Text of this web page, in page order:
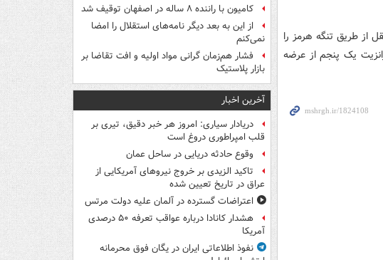
از طریق تنگه هرمز را
یک پنجم از عرضه
کامیون با راننده ۸ ساله در اصفهان توقیف شد
از این به بعد دیگر نامه‌های استقلال را امضا
نمی‌کنم
فشار هم‌زمان گرانی مواد اولیه و افت تقاضا بر
بازار پلاستیک
آخرین اخبار
دریادار سیاری: امروز هر خبر دقیق، تیری بر
قلب امپراطوری دروغ است
وقوع حادثه دریایی در ساحل عمان
تاکید الزیدی بر خروج نیروهای آمریکایی از
عراق در تاریخ تعیین شده
اعتراضات گسترده در آلمان علیه دولت مرتس
هشدار کانادا درباره عواقب تعرفه ۵۰ درصدی
آمریکا
نفوذ اطلاعاتی ایران در یگان فوق محرمانه